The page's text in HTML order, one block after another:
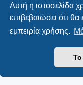
Αυτή η ιστοσελίδα
επιβεβαιώσει ότι
εμπειρία χρήσης.